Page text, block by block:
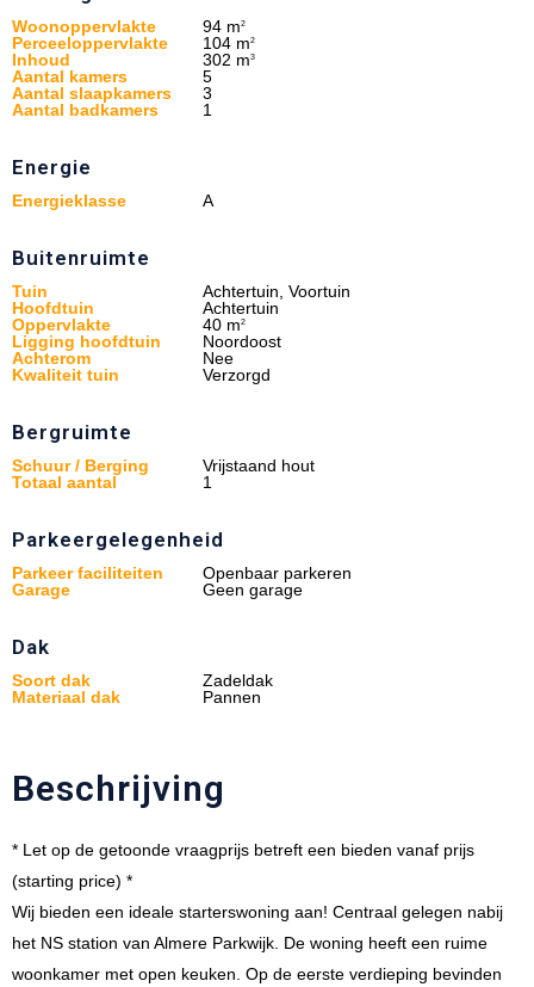
Woonoppervlakte 94 m2
Perceeloppervlakte 104 m2
Inhoud 302 m3
Aantal kamers
5
Aantal slaapkamers
3
Aantal badkamers
1
Energie
Energieklasse A
Buitenruimte
Tuin
Achtertuin, Voortuin
Hoofdtuin
Achtertuin
Oppervlakte
40 m2
Ligging hoofdtuin
Noordoost
Achterom
Nee
Kwaliteit tuin
Verzorgd
Bergruimte
Schuur / Berging
Vrijstaand hout
Totaal aantal
1
Parkeergelegenheid
Parkeer faciliteiten
Openbaar parkeren
Garage
Geen garage
Dak
Soort dak
Zadeldak
Materiaal dak
Pannen
Beschrijving
* Let op de getoonde vraagprijs betreft een bieden vanaf prijs
(starting price) *
Wij bieden een ideale starterswoning aan! Centraal gelegen nabij
het NS station van Almere Parkwijk. De woning heeft een ruime
woonkamer met open keuken. Op de eerste verdieping bevinden